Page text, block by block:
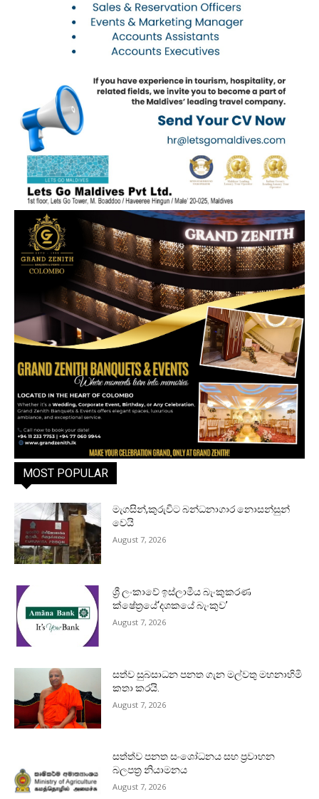
MOST POPULAR
මැගසින්,කුරුවිට බන්ධනාගාර නොසන්සුන්
වෙයි
August 7, 2026
ශ්‍රී ලංකාවේ ඉස්ලාමීය බැංකුකරණ
ක්ෂේත්‍රයේ‘දශකයේ බැංකුව’
August 7, 2026
සත්ව සුබසාධන පනත ගැන මල්වතු මහනාහිමි
කතා කරයි.
August 7, 2026
සත්ත්ව පනත සංශෝධනය සහ ප්‍රවාහන
බලපත්‍ර නියාමනය
August 7, 2026